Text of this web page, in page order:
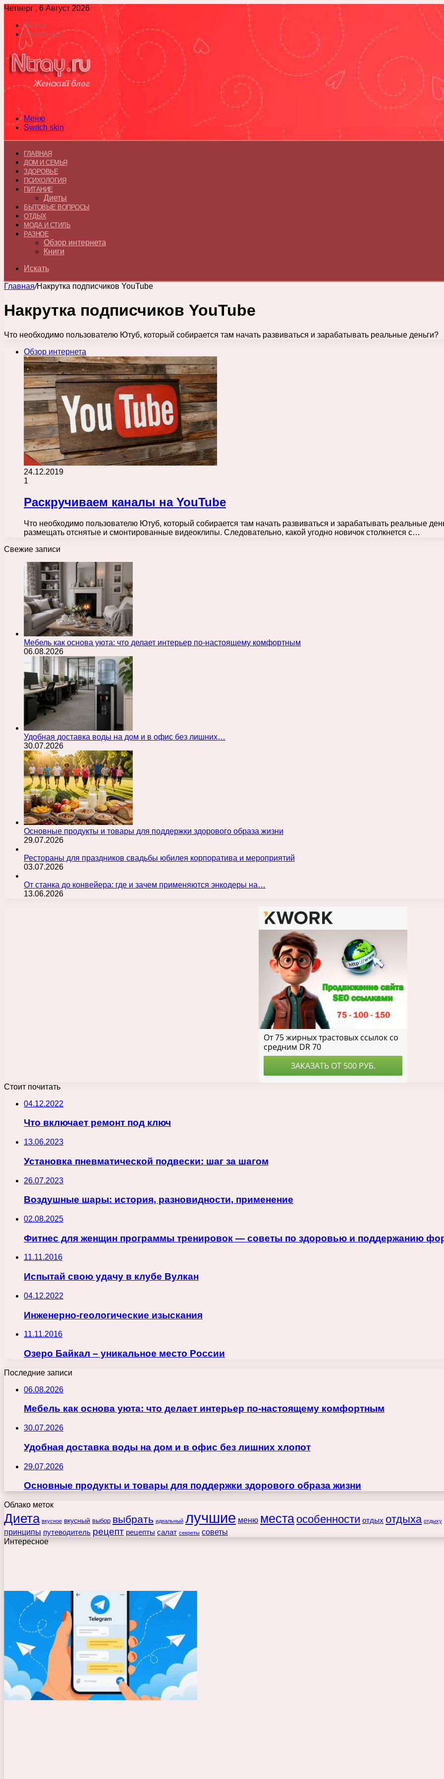
Четверг , 6 Август 2026
Войти
Switch skin
Меню
Switch skin
ГЛАВНАЯ
ДОМ И СЕМЬЯ
ЗДОРОВЬЕ
ПСИХОЛОГИЯ
ПИТАНИЕ
Диеты
БЫТОВЫЕ ВОПРОСЫ
ОТДЫХ
МОДА И СТИЛЬ
РАЗНОЕ
Обзор интернета
Книги
Искать
Главная/Накрутка подписчиков YouTube
Накрутка подписчиков YouTube
Что необходимо пользователю Ютуб, который собирается там начать развиваться и зарабатывать реальные деньги?
Обзор интернета
24.12.2019
1
Раскручиваем каналы на YouTube
Что необходимо пользователю Ютуб, который собирается там начать развиваться и зарабатывать реальные
размещать отснятые и смонтированные видеоклипы. Следовательно, какой угодно новичок столкнется с…
Свежие записи
Мебель как основа уюта: что делает интерьер по-настоящему комфортным
06.08.2026
Удобная доставка воды на дом и в офис без лишних…
30.07.2026
Основные продукты и товары для поддержки здорового образа жизни
29.07.2026
Рестораны для праздников свадьбы юбилея корпоратива и мероприятий
03.07.2026
От станка до конвейера: где и зачем применяются энкодеры на…
13.06.2026
Стоит почитать
04.12.2022
Что включает ремонт под ключ
13.06.2023
Установка пневматической подвески: шаг за шагом
26.07.2023
Воздушные шары: история, разновидности, применение
02.08.2025
Фитнес для женщин программы тренировок — советы по здоровью и поддержанию
11.11.2016
Испытай свою удачу в клубе Вулкан
04.12.2022
Инженерно-геологические изыскания
11.11.2016
Озеро Байкал – уникальное место России
Последние записи
06.08.2026
Мебель как основа уюта: что делает интерьер по-настоящему комфортным
30.07.2026
Удобная доставка воды на дом и в офис без лишних хлопот
29.07.2026
Основные продукты и товары для поддержки здорового образа жизни
Облако меток
Диета вкусное вкусный выбор выбрать идеальный лучшие меню места особенности отдых отдыха отдыху
принципы путеводитель рецепт рецепты салат секреты советы
Интересное